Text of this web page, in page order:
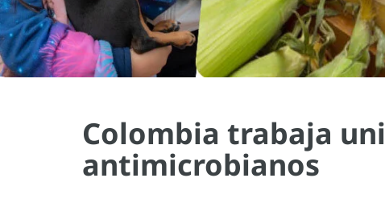
Colombia trabaja
antimicrobianos